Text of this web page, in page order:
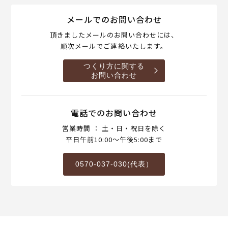
メールでのお問い合わせ
頂きましたメールのお問い合わせには、
順次メールでご連絡いたします。
つくり方に関する
お問い合わせ
電話でのお問い合わせ
営業時間 ： 土・日・祝日を除く
平日午前10:00～午後5:00まで
0570-037-030(代表）